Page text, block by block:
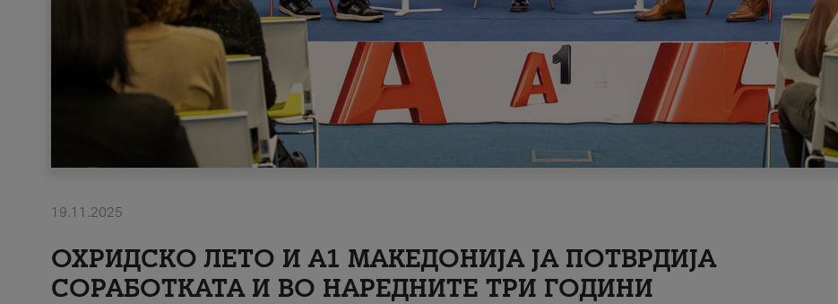
19.11.2025
ОХРИДСКО ЛЕТО И A1 МАКЕДОНИЈА ЈА ПОТВРДИЈА
СОРАБОТКАТА И ВО НАРЕДНИТЕ ТРИ ГОДИНИ